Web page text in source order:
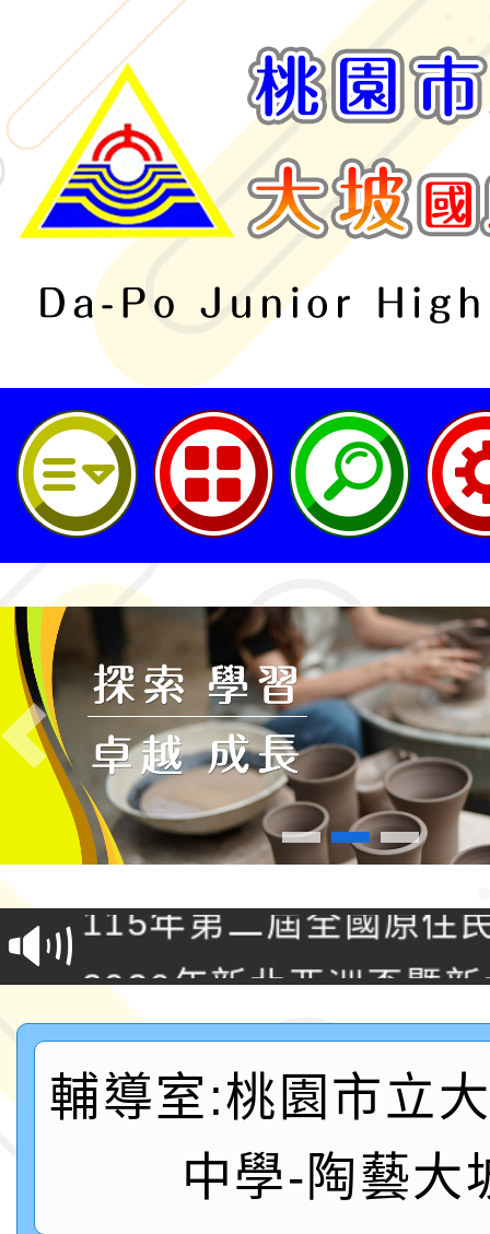
桃園市立大坡國民中學
Previous
轉知桃園市政府交通局
共運輸服務，鼓勵民眾
桃「我的減碳存摺2.0
案，詳如說明，請參閱
115年第二屆全國原住
2026年新北亞洲盃暨
鐵人三項錦標賽
桃園市115學年度學生
「2026年『王牌愛／
運動系列徵選頒獎典禮
成果展」
2026城鎮韌性防空演習
輔導室:桃園市立
中學-陶藝大